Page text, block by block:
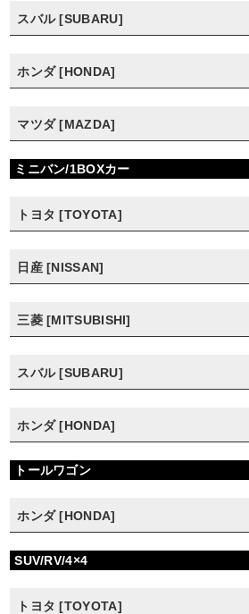
スバル [SUBARU]
ホンダ [HONDA]
マツダ [MAZDA]
ミニバン/1BOXカー
トヨタ [TOYOTA]
日産 [NISSAN]
三菱 [MITSUBISHI]
スバル [SUBARU]
ホンダ [HONDA]
トールワゴン
ホンダ [HONDA]
SUV/RV/4×4
トヨタ [TOYOTA]